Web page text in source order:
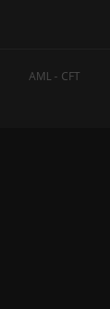
AML - CFT